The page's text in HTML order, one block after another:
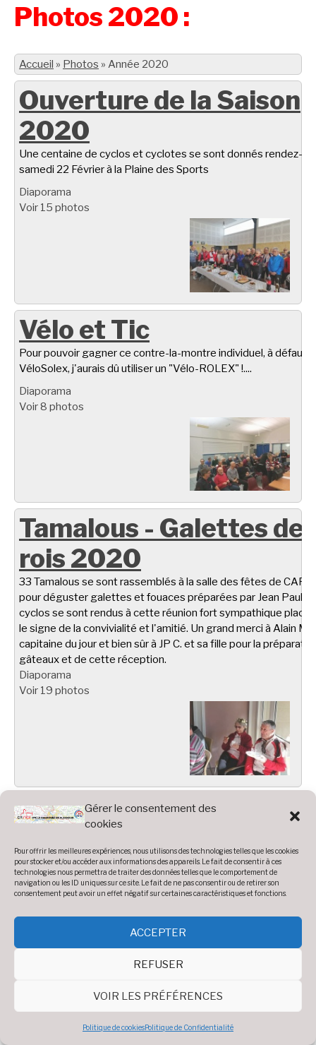
Gérer le consentement des
cookies
Pour offrir les meilleures expériences, nous utilisons des technologies telles que les cookies
pour stocker et/ou accéder aux informations des appareils. Le fait de consentir à ces
technologies nous permettra de traiter des données telles que le comportement de
navigation ou les ID uniques sur ce site. Le fait de ne pas consentir ou de retirer son
consentement peut avoir un effet négatif sur certaines caractéristiques et fonctions.
ACCEPTER
REFUSER
VOIR LES PRÉFÉRENCES
Politique de cookiesPolitique de Confidentialité
Photos 2020 :
Accueil » Photos » Année 2020
Ouverture de la Saison
2020
Une centaine de cyclos et cyclotes se sont donnés rendez-
samedi 22 Février à la Plaine des Sports
Diaporama
Voir 15 photos
Vélo et Tic
Pour pouvoir gagner ce contre-la-montre individuel, à défaut
VéloSolex, j'aurais dû utiliser un "Vélo-ROLEX" !....
Diaporama
Voir 8 photos
Tamalous - Galettes
rois 2020
33 Tamalous se sont rassemblés à la salle des fêtes de
pour déguster galettes et fouaces préparées par Jean Paul C.
cyclos se sont rendus à cette réunion fort sympathique
le signe de la convivialité et l'amitié. Un grand merci à Alain M.
capitaine du jour et bien sûr à JP C. et sa fille pour la
gâteaux et de cette réception.
Diaporama
Voir 19 photos
Photos 2019 :
Accueil»Photos»Année 2019
AG 2019